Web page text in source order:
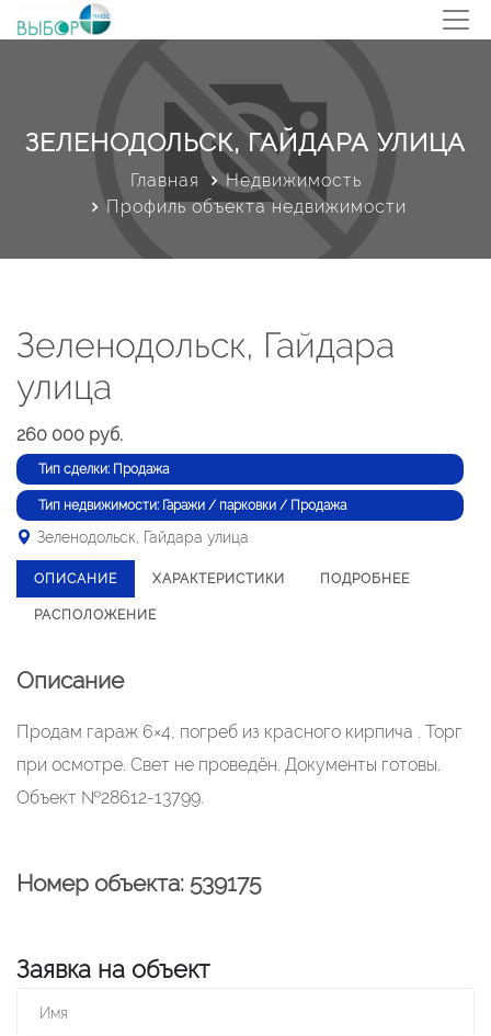
ЗЕЛЕНОДОЛЬСК, ГАЙДАРА УЛИЦА
Главная
Недвижимость
Профиль объекта недвижимости
Зеленодольск, Гайдара
улица
260 000 руб.
Тип сделки: Продажа
Тип недвижимости: Гаражи / парковки / Продажа
Зеленодольск, Гайдара улица
ОПИСАНИЕ ХАРАКТЕРИСТИКИ ПОДРОБНЕЕ
РАСПОЛОЖЕНИЕ
Описание
Продам гараж 6×4, погреб из красного кирпича . Торг
при осмотре. Свет не проведён. Документы готовы.
Объект №28612-13799.
Номер объекта: 539175
Заявка на объект